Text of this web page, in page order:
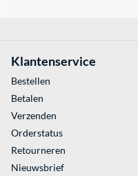
Klantenservice
Bestellen
Betalen
Verzenden
Orderstatus
Retourneren
Nieuwsbrief